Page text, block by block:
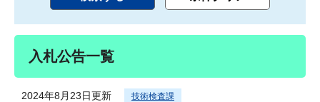
入札公告一覧
2024年8月23日更新 技術検査課